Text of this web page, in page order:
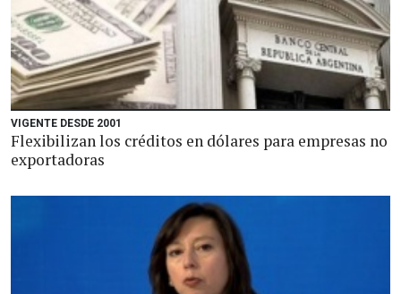
VIGENTE DESDE 2001
Flexibilizan los créditos en dólares para empresas no
exportadoras